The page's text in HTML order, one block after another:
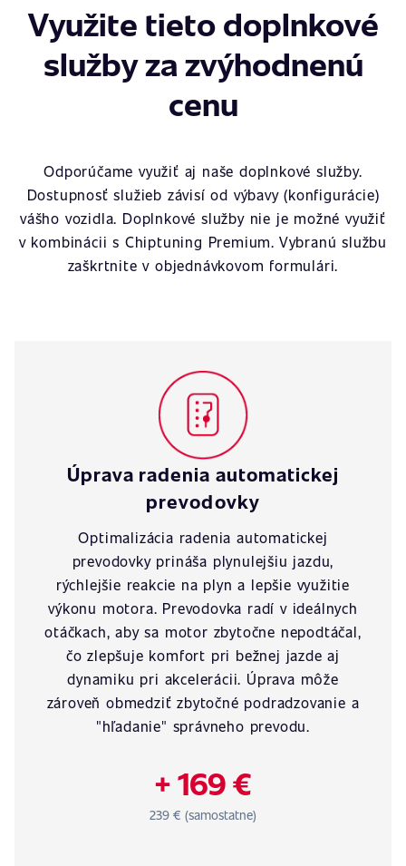
Využite tieto doplnkové
služby za zvýhodnenú
cenu
Odporúčame využiť aj naše doplnkové služby.
Dostupnosť služieb závisí od výbavy (konfigurácie)
vášho vozidla. Doplnkové služby nie je možné využiť
v kombinácii s Chiptuning Premium. Vybranú službu
zaškrtnite v objednávkovom formulári.
Úprava radenia automatickej
prevodovky
Optimalizácia radenia automatickej
prevodovky prináša plynulejšiu jazdu,
rýchlejšie reakcie na plyn a lepšie využitie
výkonu motora. Prevodovka radí v ideálnych
otáčkach, aby sa motor zbytočne nepodtáčal,
čo zlepšuje komfort pri bežnej jazde aj
dynamiku pri akcelerácii. Úprava môže
zároveň obmedziť zbytočné podradzovanie a
"hľadanie" správneho prevodu.
+ 169 €
239 € (samostatne)